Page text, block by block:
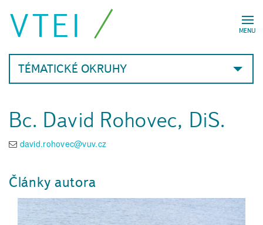
MENU
VTEI
TÉMATICKÉ OKRUHY
Bc. David Rohovec, DiS.
david.rohovec@vuv.cz
Články autora